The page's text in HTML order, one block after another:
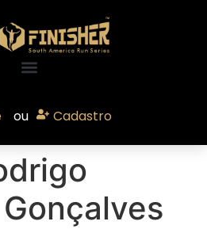
ou Cadastro